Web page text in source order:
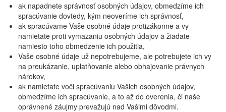
ak napadnete správnosť osobných údajov, obmedzíme ich
spracúvanie dovtedy, kým neoveríme ich správnosť,
ak spracúvame Vaše osobné údaje protizákonne a vy
namietate proti vymazaniu osobných údajov a žiadate
namiesto toho obmedzenie ich použitia,
Vaše osobné údaje už nepotrebujeme, ale potrebujete ich vy
na preukázanie, uplatňovanie alebo obhajovanie právnych
nárokov,
ak namietate voči spracúvaniu Vašich osobných údajov,
obmedzíme ich spracúvanie, a to až do overenia, či naše
oprávnené záujmy prevažujú nad Vašimi dôvodmi.